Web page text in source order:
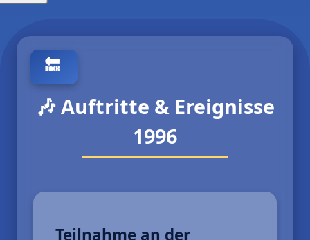
🎶 Auftritte & Ereignisse
1996
Teilnahme an der